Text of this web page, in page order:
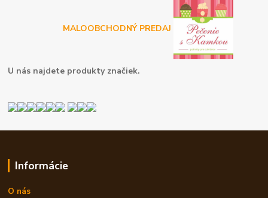
MALOOBCHODNÝ PREDAJ
U nás najdete produkty značiek.
Informácie
O nás